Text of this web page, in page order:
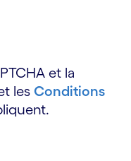
et la
les Conditions